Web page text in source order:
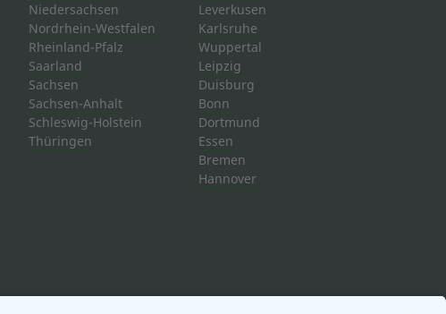
Niedersachsen
Nordrhein-Westfalen
Rheinland-Pfalz
Saarland
Sachsen
Sachsen-Anhalt
Schleswig-Holstein
Thüringen
Leverkusen
Karlsruhe
Wuppertal
Leipzig
Duisburg
Bonn
Dortmund
Essen
Bremen
Hannover